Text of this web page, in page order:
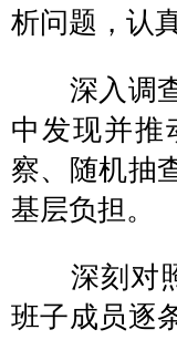
析问题，认
深入调查
中发现并推
察、随机抽
基层负担。
深刻对照
班子成员逐